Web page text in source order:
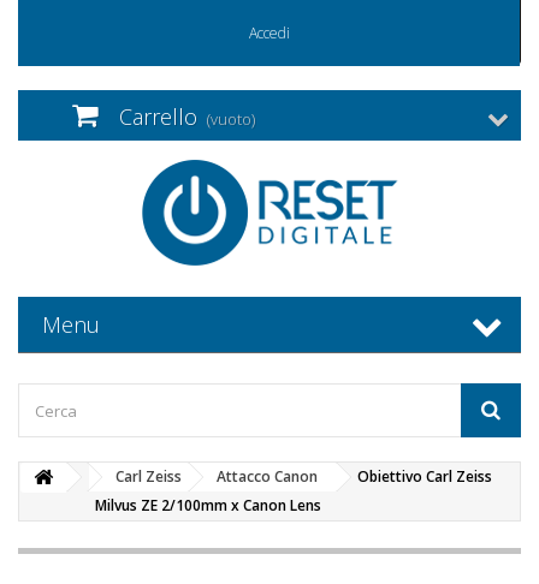
Accedi
Carrello (vuoto)
Menu
Carl Zeiss Attacco Canon
Obiettivo Carl Zeiss
Milvus ZE 2/100mm x Canon Lens